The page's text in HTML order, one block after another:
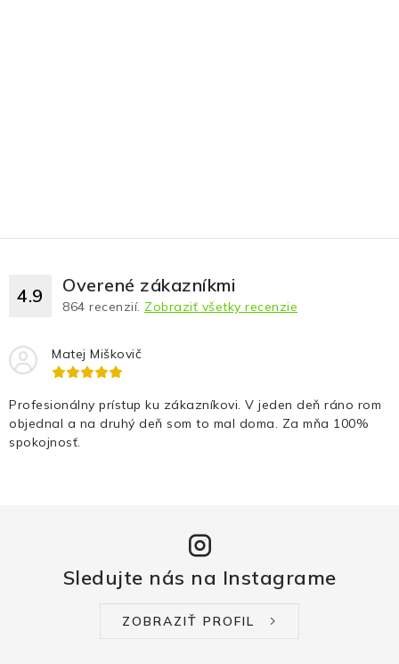
4.9 Overené zákazníkmi
864 recenzií. Zobraziť všetky recenzie
Matej Miškovič
Profesionálny prístup ku zákazníkovi. V jeden deň ráno rom
objednal a na druhý deň som to mal doma. Za mňa 100%
spokojnosť.
Sledujte nás na Instagrame
ZOBRAZIŤ PROFIL